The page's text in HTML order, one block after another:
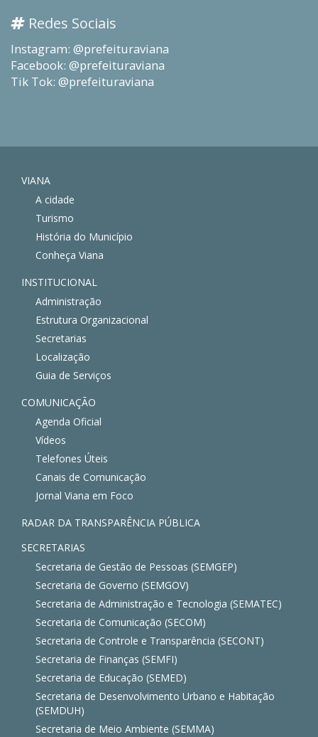
Redes Sociais
Instagram: @prefeituraviana
Facebook: @prefeituraviana
Tik Tok: @prefeituraviana
VIANA
A cidade
Turismo
História do Município
Conheça Viana
INSTITUCIONAL
Administração
Estrutura Organizacional
Secretarias
Localização
Guia de Serviços
COMUNICAÇÃO
Agenda Oficial
Vídeos
Telefones Úteis
Canais de Comunicação
Jornal Viana em Foco
RADAR DA TRANSPARÊNCIA PÚBLICA
SECRETARIAS
Secretaria de Gestão de Pessoas (SEMGEP)
Secretaria de Governo (SEMGOV)
Secretaria de Administração e Tecnologia (SEMATEC)
Secretaria de Comunicação (SECOM)
Secretaria de Controle e Transparência (SECONT)
Secretaria de Finanças (SEMFI)
Secretaria de Educação (SEMED)
Secretaria de Desenvolvimento Urbano e Habitação
(SEMDUH)
Secretaria de Meio Ambiente (SEMMA)